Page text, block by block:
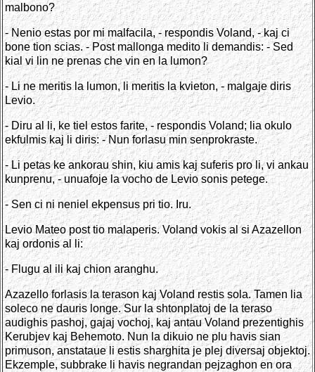
malbono?
- Nenio estas por mi malfacila, - respondis Voland, - kaj ci
bone tion scias. - Post mallonga medito li demandis: - Sed
kial vi lin ne prenas che vin en la lumon?
- Li ne meritis la lumon, li meritis la kvieton, - malgaje diris
Levio.
- Diru al li, ke tiel estos farite, - respondis Voland; lia okulo
ekfulmis kaj li diris: - Nun forlasu min senprokraste.
- Li petas ke ankorau shin, kiu amis kaj suferis pro li, vi ankau
kunprenu, - unuafoje la vocho de Levio sonis petege.
- Sen ci ni neniel ekpensus pri tio. Iru.
Levio Mateo post tio malaperis. Voland vokis al si Azazellon
kaj ordonis al li:
- Flugu al ili kaj chion aranghu.
Azazello forlasis la terason kaj Voland restis sola. Tamen lia
soleco ne dauris longe. Sur la shtonplatoj de la teraso
audighis pashoj, gajaj vochoj, kaj antau Voland prezentighis
Kerubjev kaj Behemoto. Nun la dikuio ne plu havis sian
primuson, anstataue li estis sharghita je plej diversaj objektoj.
Ekzemple, subbrake li havis negrandan pejzaghon en ora